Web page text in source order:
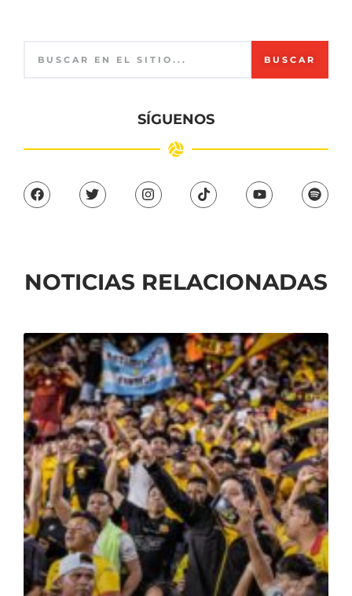
BUSCAR
SÍGUENOS
NOTICIAS RELACIONADAS